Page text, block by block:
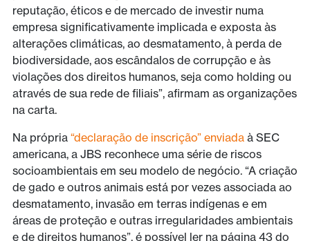
reputação, éticos e de mercado de investir numa
empresa significativamente implicada e exposta às
alterações climáticas, ao desmatamento, à perda de
biodiversidade, aos escândalos de corrupção e às
violações dos direitos humanos, seja como holding ou
através de sua rede de filiais”, afirmam as organizações
na carta.
Na própria “declaração de inscrição” enviadaà SEC
americana, a JBS reconhece uma série de riscos
socioambientais em seu modelo de negócio. “A criação
de gado e outros animais está por vezes associada ao
desmatamento, invasão em terras indígenas e em
áreas de proteção e outras irregularidades ambientais
e de direitos humanos”, é possível ler na página 43 do